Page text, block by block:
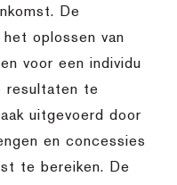
De
oplossen van
voor een individu
resultaten te
uitgevoerd door
en concessies
te bereiken. De